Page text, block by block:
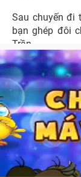
Sau chuyến đi
bạn ghép đôi
Trần.